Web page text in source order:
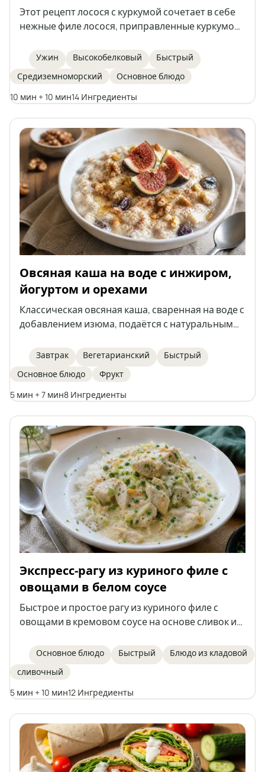
Этот рецепт лосося с куркумой сочетает в себе
нежные филе лосося, приправленные куркумой,
обжаренные на сковороде и поданные с ярким
травяным йогуртовым соусом. Блюдо богато
белком и омега-3 жирными кислотами,
готовится всего за 20 минут и лучше всего
полноценного и полезного приема пищи.
Ужин Высокобелковый
Быстрый
Средиземноморский
Основное блюдо
10 мин + 10 мин14 Ингредиенты
Овсяная каша на воде с инжиром,
йогуртом и орехами
Классическая овсяная каша, сваренная на воде с
добавлением изюма, подаётся с натуральным
мёдом и корицей. Это идеальный вариант для
быстрого, полезного и лёгкого завтрака или
ужина. Каждый может дополнить кашу
любимыми фруктами или заменителями, чтобы
классического блюда.
Завтрак Вегетарианский
Быстрый
Основное блюдо
Фрукт
5 мин + 7 мин8 Ингредиенты
Экспресс-рагу из куриного филе с
овощами в белом соусе
Быстрое и простое рагу из куриного филе с
овощами в кремовом соусе на основе сливок и
быстрого обеда, подается с рисом, макаронами
или картофелем.
Основное блюдо Быстрый
Блюдо из кладовой
сливочный
5 мин + 10 мин12 Ингредиенты